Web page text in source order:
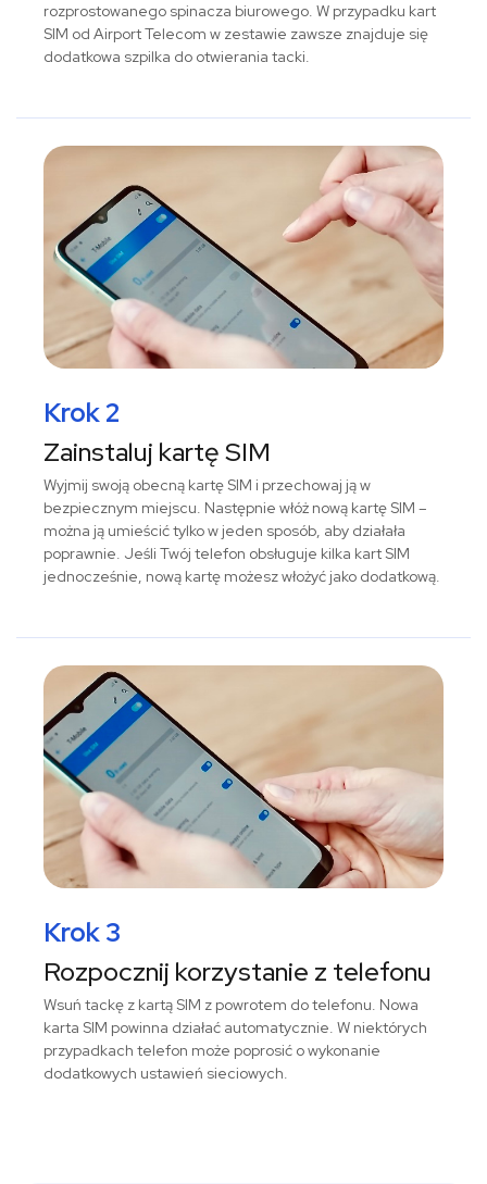
rozprostowanego spinacza biurowego. W przypadku kart
SIM od Airport Telecom w zestawie zawsze znajduje się
dodatkowa szpilka do otwierania tacki.
Krok 2
Zainstaluj kartę SIM
Wyjmij swoją obecną kartę SIM i przechowaj ją w
bezpiecznym miejscu. Następnie włóż nową kartę SIM –
można ją umieścić tylko w jeden sposób, aby działała
poprawnie. Jeśli Twój telefon obsługuje kilka kart SIM
jednocześnie, nową kartę możesz włożyć jako dodatkową.
Krok 3
Rozpocznij korzystanie z telefonu
Wsuń tackę z kartą SIM z powrotem do telefonu. Nowa
karta SIM powinna działać automatycznie. W niektórych
przypadkach telefon może poprosić o wykonanie
dodatkowych ustawień sieciowych.